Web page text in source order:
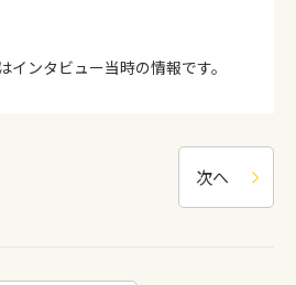
ンタビュー当時の情報です。
次へ